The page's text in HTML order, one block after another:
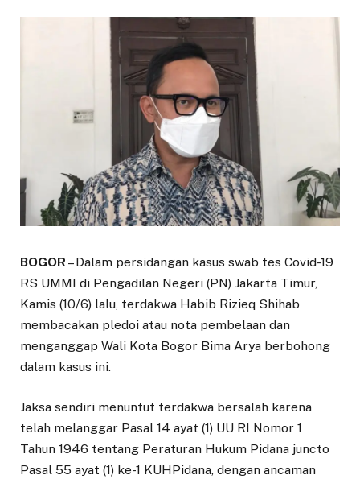
BOGOR – Dalam persidangan kasus swab tes Covid-19
RS UMMI di Pengadilan Negeri (PN) Jakarta Timur,
Kamis (10/6) lalu, terdakwa Habib Rizieq Shihab
membacakan pledoi atau nota pembelaan dan
menganggap Wali Kota Bogor Bima Arya berbohong
dalam kasus ini.
Jaksa sendiri menuntut terdakwa bersalah karena
telah melanggar Pasal 14 ayat (1) UU RI Nomor 1
Tahun 1946 tentang Peraturan Hukum Pidana juncto
Pasal 55 ayat (1) ke-1 KUHPidana, dengan ancaman